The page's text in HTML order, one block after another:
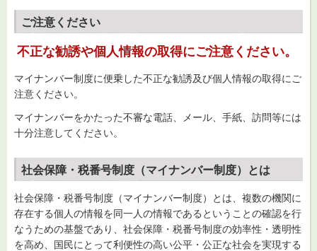
ご注意ください
不正な勧誘や個人情報の取得にご注意ください。
マイナンバー制度に便乗した不正な勧誘及び個人情報の取得にご
注意ください。
マイナンバーをかたった不審な電話、メール、手紙、訪問等には
十分注意してください。
社会保障・税番号制度（マイナンバー制度）とは
社会保障・税番号制度（マイナンバー制度）とは、複数の機関に
存在する個人の情報を同一人の情報であるということの確認を行
なうための基盤であり、社会保障・税番号制度の効率性・透明性
を高め、国民にとって利便性の高い公平・公正な社会を実現する